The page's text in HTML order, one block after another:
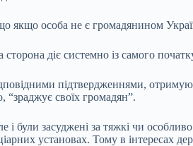
якщо особа не є громадянином
діє системно із самого
підтвердженнями,
“зраджує своїх громадян”.
і були засуджені за тяжкі чи
установах. Тому в інтересах